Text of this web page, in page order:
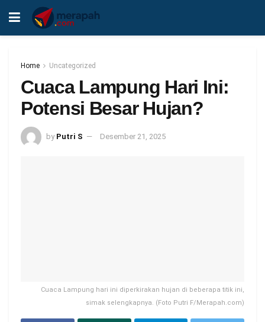
Home Uncategorized
Cuaca Lampung Hari Ini:
Potensi Besar Hujan?
by Putri S Desember 21, 2025
Cuaca Lampung hari ini diperkirakan hujan di beberapa titik ini,
simak selengkapnya. (Foto Putri F/Merapah.com)